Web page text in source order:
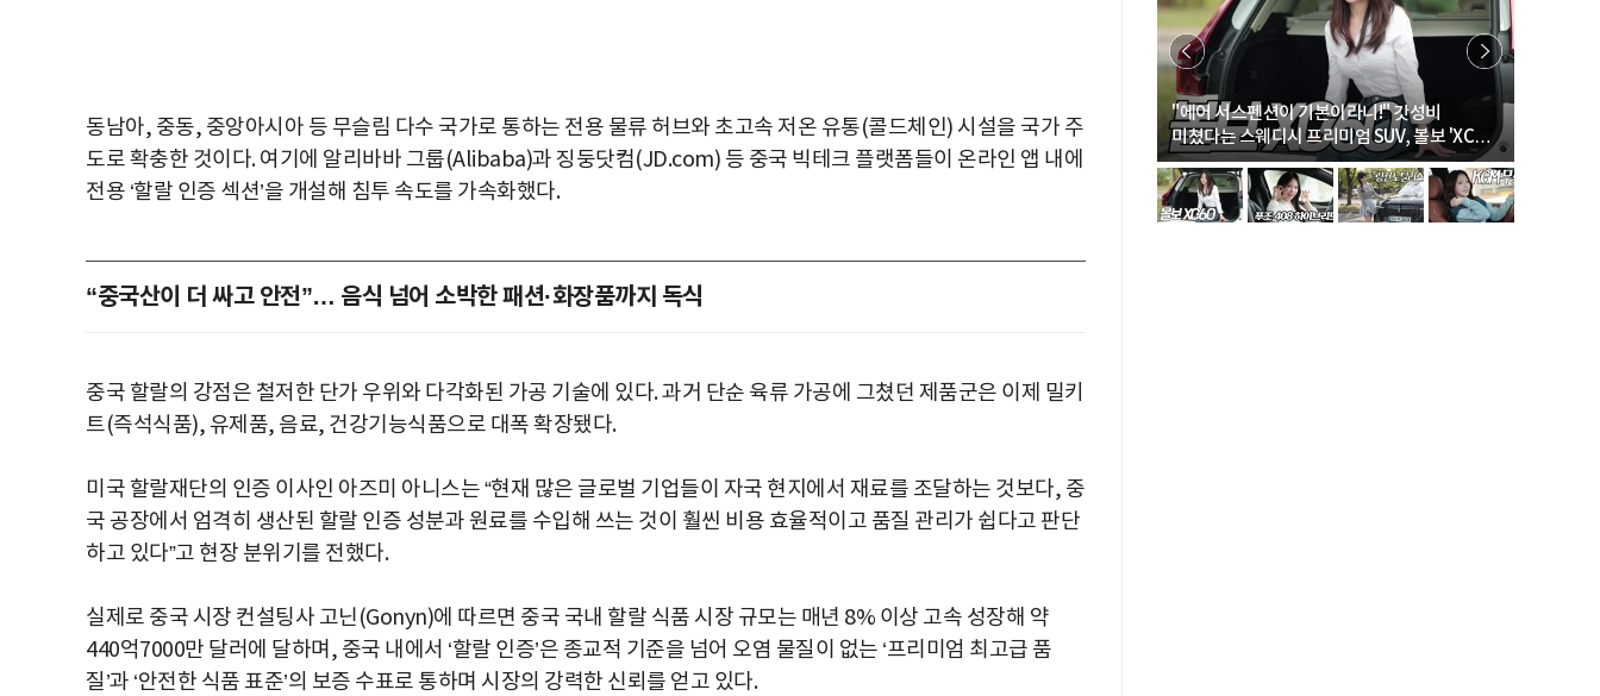
동남아, 중동, 중앙아시아 등 무슬림 다수 국가로 통하는 전용 물류 허브와 초고속 저온 유통(콜드체인) 시설을 국가 주
도로 확충한 것이다. 여기에 알리바바 그룹(Alibaba)과 징둥닷컴(JD.com) 등 중국 빅테크 플랫폼들이 온라인 앱 내에
전용 ‘할랄 인증 섹션’을 개설해 침투 속도를 가속화했다.
“중국산이 더 싸고 안전”… 음식 넘어 소박한 패션·화장품까지 독식
중국 할랄의 강점은 철저한 단가 우위와 다각화된 가공 기술에 있다. 과거 단순 육류 가공에 그쳤던 제품군은 이제 밀키
트(즉석식품), 유제품, 음료, 건강기능식품으로 대폭 확장됐다.
미국 할랄재단의 인증 이사인 아즈미 아니스는 “현재 많은 글로벌 기업들이 자국 현지에서 재료를 조달하는 것보다, 중
국 공장에서 엄격히 생산된 할랄 인증 성분과 원료를 수입해 쓰는 것이 훨씬 비용 효율적이고 품질 관리가 쉽다고 판단
하고 있다”고 현장 분위기를 전했다.
실제로 중국 시장 컨설팅사 고닌(Gonyn)에 따르면 중국 국내 할랄 식품 시장 규모는 매년 8% 이상 고속 성장해 약
440억7000만 달러에 달하며, 중국 내에서 ‘할랄 인증’은 종교적 기준을 넘어 오염 물질이 없는 ‘프리미엄 최고급 품
질’과 ‘안전한 식품 표준’의 보증 수표로 통하며 시장의 강력한 신뢰를 얻고 있다.
박지수 아나운서가 타본 ‘전설의 무쏘’… “여성·
초보자도 반할 반전 매력”
"에어 서스펜션이 기본이라니!" 갓성비
미쳤다는 스웨디시 프리미엄 SUV, 볼보 'XC60
B5 울트라'